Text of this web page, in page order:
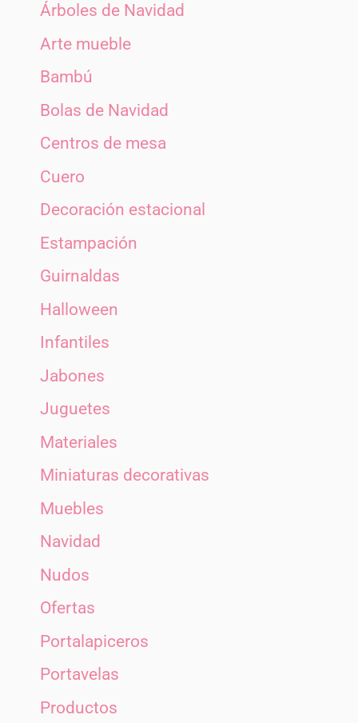
Árboles de Navidad
Arte mueble
Bambú
Bolas de Navidad
Centros de mesa
Cuero
Decoración estacional
Estampación
Guirnaldas
Halloween
Infantiles
Jabones
Juguetes
Materiales
Miniaturas decorativas
Muebles
Navidad
Nudos
Ofertas
Portalapiceros
Portavelas
Productos